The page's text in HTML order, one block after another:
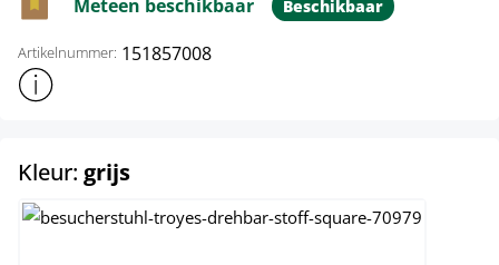
Meteen beschikbaar Beschikbaar
Artikelnummer: 151857008
Toon meer productinformatie
Kleur: grijsselect